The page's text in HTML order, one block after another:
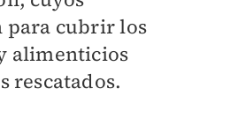
para cubrir los
alimenticios
rescatados.